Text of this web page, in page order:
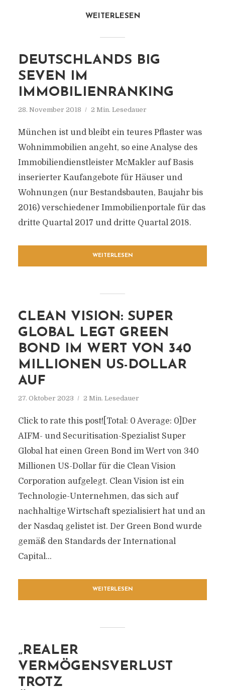
WEITERLESEN
DEUTSCHLANDS BIG
SEVEN IM
IMMOBILIENRANKING
28. November 2018 2 Min. Lesedauer
München ist und bleibt ein teures Pflaster was
Wohnimmobilien angeht, so eine Analyse des
Immobiliendienstleister McMakler auf Basis
inserierter Kaufangebote für Häuser und
Wohnungen (nur Bestandsbauten, Baujahr bis
2016) verschiedener Immobilienportale für das
dritte Quartal 2017 und dritte Quartal 2018.
WEITERLESEN
CLEAN VISION: SUPER
GLOBAL LEGT GREEN
BOND IM WERT VON 340
MILLIONEN US-DOLLAR
AUF
27. Oktober 2023 2 Min. Lesedauer
Click to rate this post![Total: 0 Average: 0]Der
AIFM- und Securitisation-Spezialist Super
Global hat einen Green Bond im Wert von 340
Millionen US-Dollar für die Clean Vision
Corporation aufgelegt. Clean Vision ist ein
Technologie-Unternehmen, das sich auf
nachhaltige Wirtschaft spezialisiert hat und an
der Nasdaq gelistet ist. Der Green Bond wurde
gemäß den Standards der International
Capital...
WEITERLESEN
„REALER
VERMÖGENSVERLUST
TROTZ